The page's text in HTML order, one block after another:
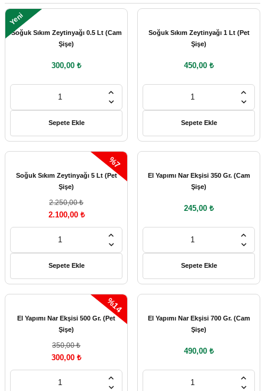
Yeni
Soğuk Sıkım Zeytinyağı 0.5 Lt (Cam
Şişe)
300,00 ₺
Sepete Ekle
Soğuk Sıkım Zeytinyağı 1 Lt (Pet
Şişe)
450,00 ₺
Sepete Ekle
%7
Soğuk Sıkım Zeytinyağı 5 Lt (Pet
Şişe)
2.250,00 ₺
2.100,00 ₺
Sepete Ekle
El Yapımı Nar Ekşisi 350 Gr. (Cam
Şişe)
245,00 ₺
Sepete Ekle
%14
El Yapımı Nar Ekşisi 500 Gr. (Pet
Şişe)
350,00 ₺
300,00 ₺
El Yapımı Nar Ekşisi 700 Gr. (Cam
Şişe)
490,00 ₺